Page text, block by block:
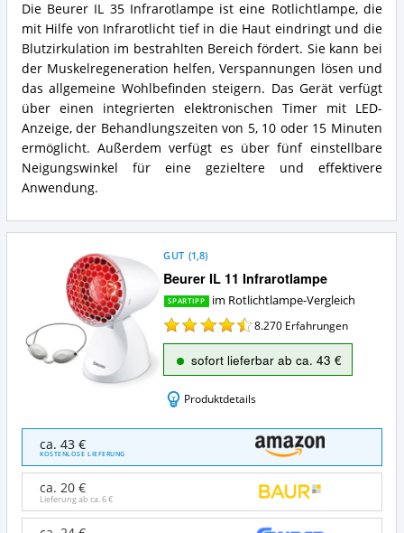
Beurer
IL
35
Infrarotlampe
wohltuendes
und
wärmendes
Infrarotlicht
Zusammenfassung:
Was
bietet
diese
Die Beurer IL 35 Infrarotlampe ist eine Rotlichtlampe, die
mit Hilfe von Infrarotlicht tief in die Haut eindringt und die
Blutzirkulation im bestrahlten Bereich fördert. Sie kann bei
der Muskelregeneration helfen, Verspannungen lösen und
das allgemeine Wohlbefinden steigern. Das Gerät verfügt
über einen integrierten elektronischen Timer mit LED-
Anzeige, der Behandlungszeiten von 5, 10 oder 15 Minuten
ermöglicht. Außerdem verfügt es über fünf einstellbare
Neigungswinkel für eine gezieltere und effektivere
Anwendung.
wohltuendes
und
wärmendes
Infrarotlicht
Vorteile:
Was
spricht
für
diese
Rotlichtlampe?
Beurer IL 11 Infrarotlampe
GUT (1,8)
SPARTIPP im Rotlichtlampe-Vergleich
8.270 Erfahrungen
sofort lieferbar ab ca. 43 €
Produktdetails
11
Infrarotlampe
Angebote:
Wo
ca. 43 €
KOSTENLOSE LIEFERUNG
ca. 20 €
Lieferung ab ca.6 €